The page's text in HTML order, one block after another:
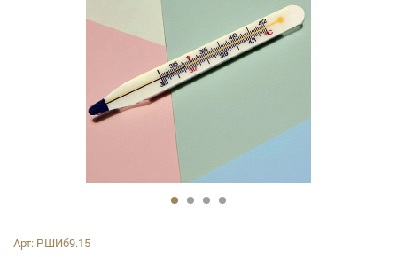
Арт: Р.ШИб9.15